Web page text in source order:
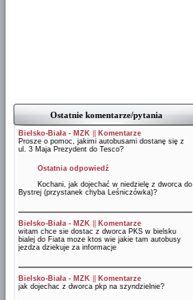
Ostatnie komentarze/pytania
Bielsko-Biała - MZK
Komentarze
Prosze o pomoc, jakimi autobusami dostanę się z
ul. 3 Maja Prezydent do Tesco?
Ostatnia odpowiedź
Kochani, jak dojechać w niedzielę z dworca do
Bystrej (przystanek chyba Leśniczówka)?
Bielsko-Biała - MZK
Komentarze
witam chce sie dostac z dworca PKS w bielsku
bialej do Fiata moze ktos wie jakie tam autobusy
jezdza dziekuje za informacje
Bielsko-Biała - MZK
Komentarze
jak dojechac z dworca pkp na szyndzielnie?